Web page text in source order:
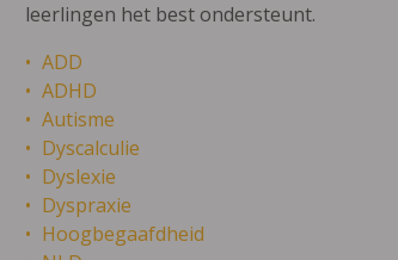
leerlingen het best ondersteunt.
ADD
ADHD
Autisme
Dyscalculie
Dyslexie
Dyspraxie
Hoogbegaafdheid